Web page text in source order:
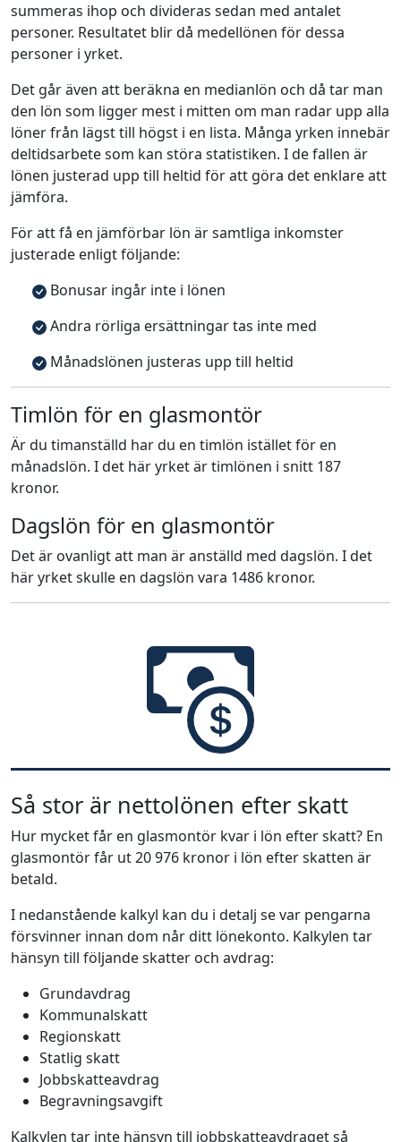
summeras ihop och divideras sedan med antalet
personer. Resultatet blir då medellönen för dessa
personer i yrket.
Det går även att beräkna en medianlön och då tar man
den lön som ligger mest i mitten om man radar upp alla
löner från lägst till högst i en lista. Många yrken innebär
deltidsarbete som kan störa statistiken. I de fallen är
lönen justerad upp till heltid för att göra det enklare att
jämföra.
För att få en jämförbar lön är samtliga inkomster
justerade enligt följande:
Bonusar ingår inte i lönen
Andra rörliga ersättningar tas inte med
Månadslönen justeras upp till heltid
Timlön för en glasmontör
Är du timanställd har du en timlön istället för en
månadslön. I det här yrket är timlönen i snitt 187
kronor.
Dagslön för en glasmontör
Det är ovanligt att man är anställd med dagslön. I det
här yrket skulle en dagslön vara 1486 kronor.
Så stor är nettolönen efter skatt
Hur mycket får en glasmontör kvar i lön efter skatt? En
glasmontör får ut 20 976 kronor i lön efter skatten är
betald.
I nedanstående kalkyl kan du i detalj se var pengarna
försvinner innan dom når ditt lönekonto. Kalkylen tar
hänsyn till följande skatter och avdrag:
Grundavdrag
Kommunalskatt
Regionskatt
Statlig skatt
Jobbskatteavdrag
Begravningsavgift
Kalkylen tar inte hänsyn till jobbskatteavdraget så